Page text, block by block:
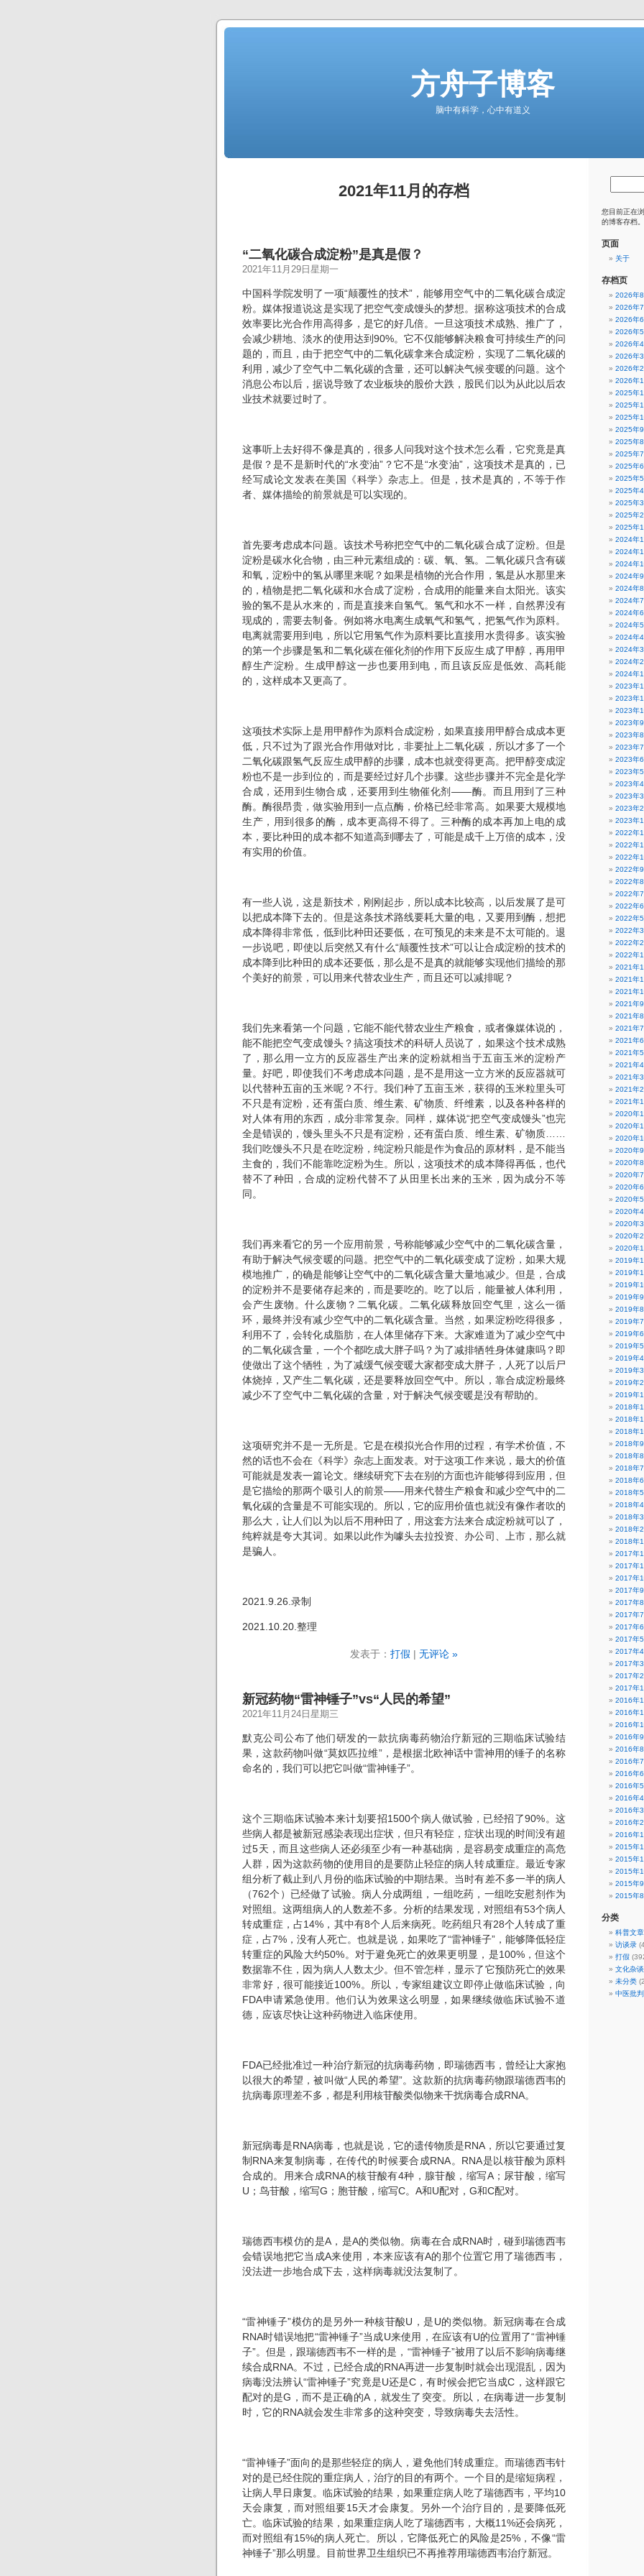
方舟子博客
脑中有科学，心中有道义
2021年11月的存档
“二氧化碳合成淀粉”是真是假？
2021年11月29日星期一
中国科学院发明了一项“颠覆性的技术”，能够用空气中的二氧化碳合成淀
粉。媒体报道说这是实现了把空气变成馒头的梦想。据称这项技术的合成
效率要比光合作用高得多，是它的好几倍。一旦这项技术成熟、推广了，
会减少耕地、淡水的使用达到90%。它不仅能够解决粮食可持续生产的问
题的，而且，由于把空气中的二氧化碳拿来合成淀粉，实现了二氧化碳的
利用，减少了空气中二氧化碳的含量，还可以解决气候变暖的问题。这个
消息公布以后，据说导致了农业板块的股价大跌，股民们以为从此以后农
业技术就要过时了。
这事听上去好得不像是真的，很多人问我对这个技术怎么看，它究竟是真
是假？是不是新时代的“水变油”？它不是“水变油”，这项技术是真的，已
经写成论文发表在美国《科学》杂志上。但是，技术是真的，不等于作
者、媒体描绘的前景就是可以实现的。
首先要考虑成本问题。该技术号称把空气中的二氧化碳合成了淀粉。但是
淀粉是碳水化合物，由三种元素组成的：碳、氧、氢。二氧化碳只含有碳
和氧，淀粉中的氢从哪里来呢？如果是植物的光合作用，氢是从水那里来
的，植物是把二氧化碳和水合成了淀粉，合成用的能量来自太阳光。该实
验的氢不是从水来的，而是直接来自氢气。氢气和水不一样，自然界没有
现成的，需要去制备。例如将水电离生成氧气和氢气，把氢气作为原料。
电离就需要用到电，所以它用氢气作为原料要比直接用水贵得多。该实验
的第一个步骤是氢和二氧化碳在催化剂的作用下反应生成了甲醇，再用甲
醇生产淀粉。生成甲醇这一步也要用到电，而且该反应是低效、高耗能
的，这样成本又更高了。
这项技术实际上是用甲醇作为原料合成淀粉，如果直接用甲醇合成成本更
低，只不过为了跟光合作用做对比，非要扯上二氧化碳，所以才多了一个
二氧化碳跟氢气反应生成甲醇的步骤，成本也就变得更高。把甲醇变成淀
粉也不是一步到位的，而是要经过好几个步骤。这些步骤并不完全是化学
合成，还用到生物合成，还要用到生物催化剂——酶。而且用到了三种
酶。酶很昂贵，做实验用到一点点酶，价格已经非常高。如果要大规模地
生产，用到很多的酶，成本更高得不得了。三种酶的成本再加上电的成
本，要比种田的成本都不知道高到哪去了，可能是成千上万倍的成本，没
有实用的价值。
有一些人说，这是新技术，刚刚起步，所以成本比较高，以后发展了是可
以把成本降下去的。但是这条技术路线要耗大量的电，又要用到酶，想把
成本降得非常低，低到比种田还要低，在可预见的未来是不太可能的。退
一步说吧，即使以后突然又有什么“颠覆性技术”可以让合成淀粉的技术的
成本降到比种田的成本还要低，那么是不是真的就能够实现他们描绘的那
个美好的前景，可以用来代替农业生产，而且还可以减排呢？
我们先来看第一个问题，它能不能代替农业生产粮食，或者像媒体说的，
能不能把空气变成馒头？搞这项技术的科研人员说了，如果这个技术成熟
了，那么用一立方的反应器生产出来的淀粉就相当于五亩玉米的淀粉产
量。好吧，即使我们不考虑成本问题，是不是用这一立方米的反应器就可
以代替种五亩的玉米呢？不行。我们种了五亩玉米，获得的玉米粒里头可
不只是有淀粉，还有蛋白质、维生素、矿物质、纤维素，以及各种各样的
对人体有用的东西，成分非常复杂。同样，媒体说“把空气变成馒头”也完
全是错误的，馒头里头不只是有淀粉，还有蛋白质、维生素、矿物质……
我们吃馒头不只是在吃淀粉，纯淀粉只能是作为食品的原材料，是不能当
主食的，我们不能靠吃淀粉为生。所以，这项技术的成本降得再低，也代
替不了种田，合成的淀粉代替不了从田里长出来的玉米，因为成分不等
同。
我们再来看它的另一个应用前景，号称能够减少空气中的二氧化碳含量，
有助于解决气候变暖的问题。把空气中的二氧化碳变成了淀粉，如果大规
模地推广，的确是能够让空气中的二氧化碳含量大量地减少。但是，合成
的淀粉并不是要储存起来的，而是要吃的。吃了以后，能量被人体利用，
会产生废物。什么废物？二氧化碳。二氧化碳释放回空气里，这么一循
环，最终并没有减少空气中的二氧化碳含量。当然，如果淀粉吃得很多，
利用不了，会转化成脂肪，在人体里储存下来。大家难道为了减少空气中
的二氧化碳含量，一个个都吃成大胖子吗？为了减排牺牲身体健康吗？即
使做出了这个牺牲，为了减缓气候变暖大家都变成大胖子，人死了以后尸
体烧掉，又产生二氧化碳，还是要释放回空气中。所以，靠合成淀粉最终
减少不了空气中二氧化碳的含量，对于解决气候变暖是没有帮助的。
这项研究并不是一无所是。它是在模拟光合作用的过程，有学术价值，不
然的话也不会在《科学》杂志上面发表。对于这项工作来说，最大的价值
可能就是发表一篇论文。继续研究下去在别的方面也许能够得到应用，但
是它描绘的那两个吸引人的前景——用来代替生产粮食和减少空气中的二
氧化碳的含量是不可能实现的。所以，它的应用价值也就没有像作者吹的
那么大，让人们以为以后不用种田了，用这套方法来合成淀粉就可以了，
纯粹就是夸大其词。如果以此作为噱头去拉投资、办公司、上市，那么就
是骗人。
2021.9.26.录制
2021.10.20.整理
发表于： 打假 | 无评论 »
新冠药物“雷神锤子”vs“人民的希望”
2021年11月24日星期三
默克公司公布了他们研发的一款抗病毒药物治疗新冠的三期临床试验结
果，这款药物叫做“莫奴匹拉维”，是根据北欧神话中雷神用的锤子的名称
命名的，我们可以把它叫做“雷神锤子”。
这个三期临床试验本来计划要招1500个病人做试验，已经招了90%。这
些病人都是被新冠感染表现出症状，但只有轻症，症状出现的时间没有超
过5天，而且这些病人还必须至少有一种基础病，是容易变成重症的高危
人群，因为这款药物的使用目的是要防止轻症的病人转成重症。最近专家
组分析了截止到八月份的临床试验的中期结果。当时有差不多一半的病人
（762个）已经做了试验。病人分成两组，一组吃药，一组吃安慰剂作为
对照组。这两组病人的人数差不多。分析的结果发现，对照组有53个病人
转成重症，占14%，其中有8个人后来病死。吃药组只有28个人转成了重
症，占7%，没有人死亡。也就是说，如果吃了“雷神锤子”，能够降低轻症
转重症的风险大约50%。对于避免死亡的效果更明显，是100%，但这个
数据靠不住，因为病人人数太少。但不管怎样，显示了它预防死亡的效果
非常好，很可能接近100%。所以，专家组建议立即停止做临床试验，向
FDA申请紧急使用。他们认为效果这么明显，如果继续做临床试验不道
德，应该尽快让这种药物进入临床使用。
FDA已经批准过一种治疗新冠的抗病毒药物，即瑞德西韦，曾经让大家抱
以很大的希望，被叫做“人民的希望”。这款新的抗病毒药物跟瑞德西韦的
抗病毒原理差不多，都是利用核苷酸类似物来干扰病毒合成RNA。
新冠病毒是RNA病毒，也就是说，它的遗传物质是RNA，所以它要通过复
制RNA来复制病毒，在传代的时候要合成RNA。RNA是以核苷酸为原料
合成的。用来合成RNA的核苷酸有4种，腺苷酸，缩写A；尿苷酸，缩写
U；鸟苷酸，缩写G；胞苷酸，缩写C。A和U配对，G和C配对。
瑞德西韦模仿的是A，是A的类似物。病毒在合成RNA时，碰到瑞德西韦
会错误地把它当成A来使用，本来应该有A的那个位置它用了瑞德西韦，
没法进一步地合成下去，这样病毒就没法复制了。
“雷神锤子”模仿的是另外一种核苷酸U，是U的类似物。新冠病毒在合成
RNA时错误地把“雷神锤子”当成U来使用，在应该有U的位置用了“雷神锤
子”。但是，跟瑞德西韦不一样的是，“雷神锤子”被用了以后不影响病毒继
续合成RNA。不过，已经合成的RNA再进一步复制时就会出现混乱，因为
病毒没法辨认“雷神锤子”究竟是U还是C，有时候会把它当成C，这样跟它
配对的是G，而不是正确的A，就发生了突变。所以，在病毒进一步复制
时，它的RNA就会发生非常多的这种突变，导致病毒失去活性。
“雷神锤子”面向的是那些轻症的病人，避免他们转成重症。而瑞德西韦针
对的是已经住院的重症病人，治疗的目的有两个。一个目的是缩短病程，
让病人早日康复。临床试验的结果，如果重症病人吃了瑞德西韦，平均10
天会康复，而对照组要15天才会康复。另外一个治疗目的，是要降低死
亡。临床试验的结果，如果重症病人吃了瑞德西韦，大概11%还会病死，
而对照组有15%的病人死亡。所以，它降低死亡的风险是25%，不像“雷
神锤子”那么明显。目前世界卫生组织已不再推荐用瑞德西韦治疗新冠。
您目前正在
的博客存档。
页面
关于
存档页
2026年8
2026年7
2026年6
2026年5
2026年4
2026年3
2026年2
2026年1
2025年
2025年
2025年
2025年9
2025年8
2025年7
2025年6
2025年5
2025年4
2025年3
2025年2
2025年1
2024年
2024年
2024年
2024年9
2024年8
2024年7
2024年6
2024年5
2024年4
2024年3
2024年2
2024年1
2023年
2023年
2023年
2023年9
2023年8
2023年7
2023年6
2023年5
2023年4
2023年3
2023年2
2023年1
2022年
2022年
2022年
2022年9
2022年8
2022年7
2022年6
2022年5
2022年3
2022年2
2022年1
2021年
2021年
2021年
2021年9
2021年8
2021年7
2021年6
2021年5
2021年4
2021年3
2021年2
2021年1
2020年
2020年
2020年
2020年9
2020年8
2020年7
2020年6
2020年5
2020年4
2020年3
2020年2
2020年1
2019年
2019年
2019年
2019年9
2019年8
2019年7
2019年6
2019年5
2019年4
2019年3
2019年2
2019年1
2018年
2018年
2018年
2018年9
2018年8
2018年7
2018年6
2018年5
2018年4
2018年3
2018年2
2018年1
2017年
2017年
2017年
2017年9
2017年8
2017年7
2017年6
2017年5
2017年4
2017年3
2017年2
2017年1
2016年
2016年
2016年
2016年9
2016年8
2016年7
2016年6
2016年5
2016年4
2016年3
2016年2
2016年1
2015年
2015年
2015年
2015年9
2015年8
分类
科普文章
访谈录
打假
文化杂谈
未分类
中医批判